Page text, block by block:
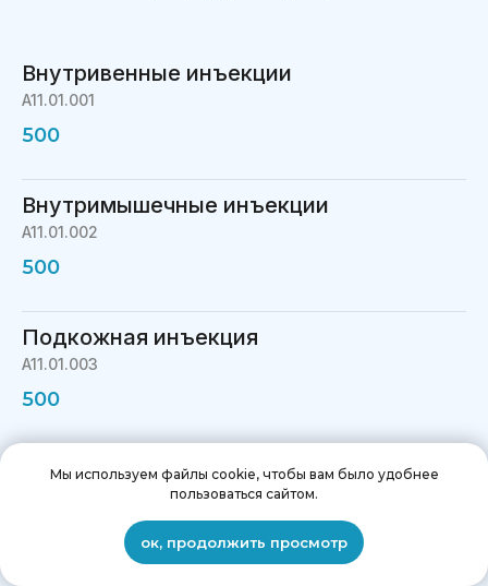
Внутривенные инъекции
A11.01.001
500
Внутримышечные инъекции
A11.01.002
500
Подкожная инъекция
A11.01.003
500
Забор крови на анализ из вены
Мы на связи
Мы используем файлы cookie, чтобы вам было удобнее
пользоваться сайтом.
ок, продолжить просмотр